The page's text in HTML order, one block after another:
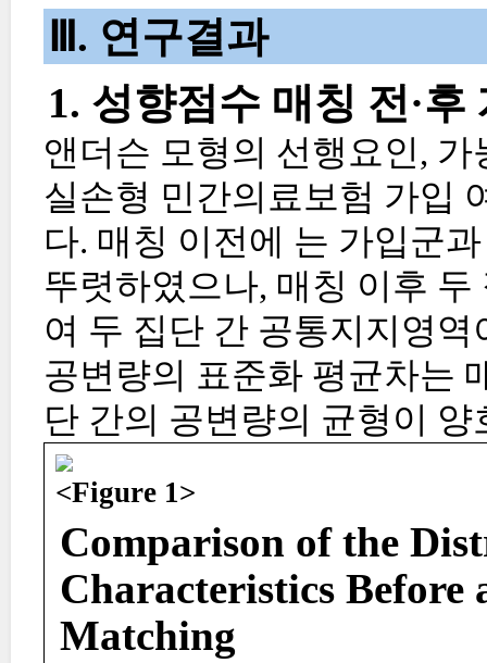
Ⅲ. 연구결과
1. 성향점수 매칭 전·
앤더슨 모형의 선행요인,
실손형 민간의료보험 가입
다. 매칭 이전에 는 가입군
뚜렷하였으나, 매칭 이후
여 두 집단 간 공통지지영
공변량의 표준화 평균차는
단 간의 공변량의 균형이
<Figure 1>
Comparison of the
Characteristics Before
Matching